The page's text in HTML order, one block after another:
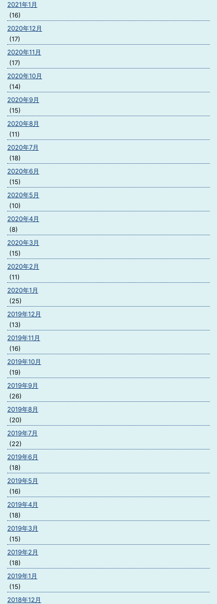
2021年1月
(16)
2020年12月
(17)
2020年11月
(17)
2020年10月
(14)
2020年9月
(15)
2020年8月
(11)
2020年7月
(18)
2020年6月
(15)
2020年5月
(10)
2020年4月
(8)
2020年3月
(15)
2020年2月
(11)
2020年1月
(25)
2019年12月
(13)
2019年11月
(16)
2019年10月
(19)
2019年9月
(26)
2019年8月
(20)
2019年7月
(22)
2019年6月
(18)
2019年5月
(16)
2019年4月
(18)
2019年3月
(15)
2019年2月
(18)
2019年1月
(15)
2018年12月